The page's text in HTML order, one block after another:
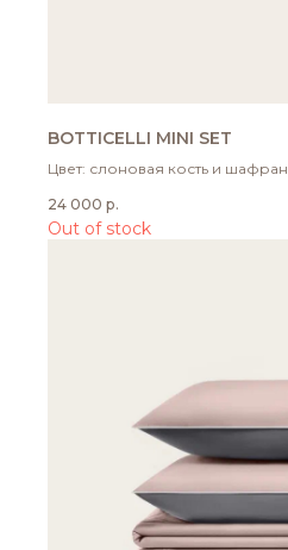
BOTTICELLI MINI SET
Цвет: слоновая кость и шафран
24 000 р.
Out of stock